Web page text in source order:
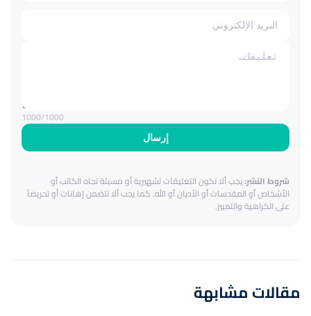
إرسال
1000/1000
شروط النشر:يجب ألا تكون التعليقات تشهيرية أو مسيئة تجاه الكاتب أو
الأشخاص أو المقدسات أو الأديان أو الله. كما يجب ألا تتضمن إهانات أو تحريضاً
على الكراهية والتمييز.
مقالات مشابهة